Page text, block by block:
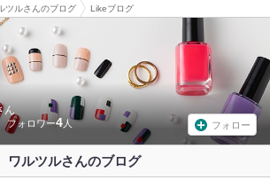
ツルさんのブログ Likeブログ
ん
4 フォロー
ワルツルさんのブログ